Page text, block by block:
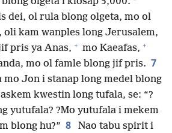
dei, ol rula blong olgeta, mo ol
oli kam wanples long Jerusalem,
pris ya Anas, + mo Kaeafas, +
mo ol famle blong jif pris. 7
Jon i stanap long medel blong
kwestin long tufala, se: “?
yutufala? ?Mo yutufala i mekem
blong hu?” 8
Nao tabu spirit i